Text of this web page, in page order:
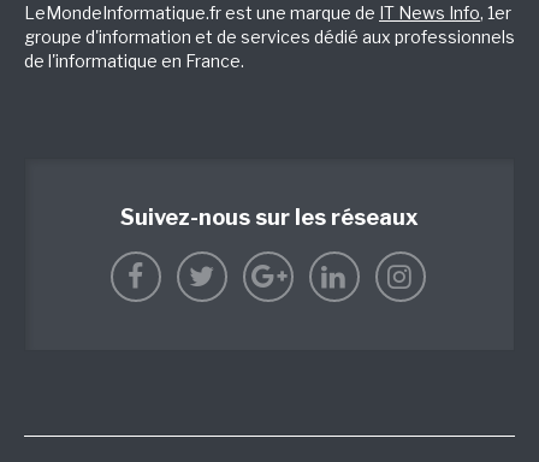
LeMondeInformatique.fr est une marque de IT News Info, 1er
groupe d'information et de services dédié aux professionnels
de l'informatique en France.
Suivez-nous sur les réseaux